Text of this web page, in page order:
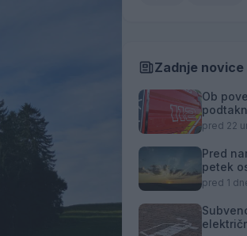
Zadnje novice
Ob
pozivi
policije
pred 22
Pred
petek
pred 1